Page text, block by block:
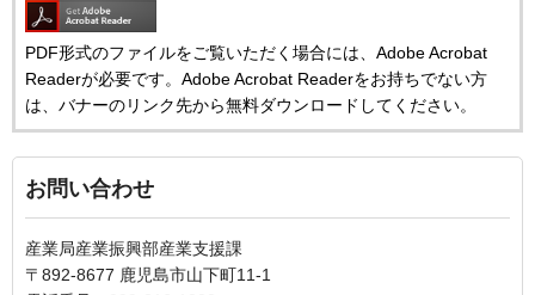
PDF形式のファイルをご覧いただく場合には、Adobe Acrobat
Readerが必要です。Adobe Acrobat Readerをお持ちでない方
は、バナーのリンク先から無料ダウンロードしてください。
お問い合わせ
産業局産業振興部産業支援課
〒892-8677 鹿児島市山下町11-1